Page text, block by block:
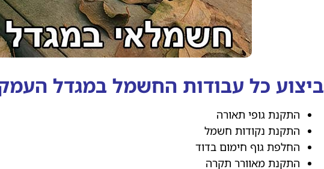
ביצוע כל עבודות החשמל במגדל
התקנת גופי תאורה
התקנת נקודות חשמל
החלפת גוף חימום בדוד
התקנת מאוורר תקרה